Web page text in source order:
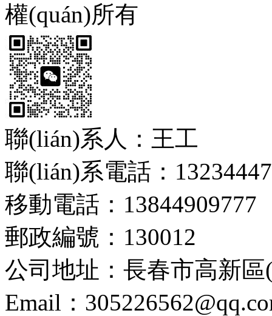
權(quán)所有
聯(lián)系人：王工
聯(lián)系電話：
移動電話：13844909777
郵政編號：130012
公司地址：長春市高新區
Email：